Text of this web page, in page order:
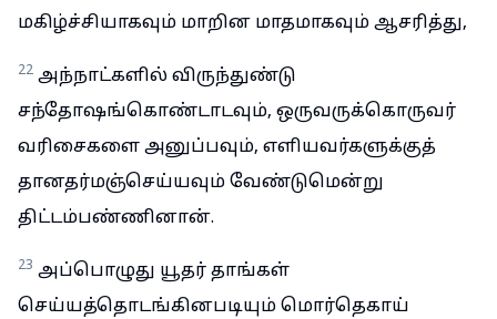
மகிழ்ச்சியாகவும் மாறின மாதமாகவும் ஆசரித்து,
22 அந்நாட்களில் விருந்துண்டு
சந்தோஷங்கொண்டாடவும், ஒருவருக்கொருவர்
வரிசைகளை அனுப்பவும், எளியவர்களுக்குத்
தானதர்மஞ்செய்யவும் வேண்டுமென்று
திட்டம்பண்ணினான்.
23 அப்பொழுது யூதர் தாங்கள்
செய்யத்தொடங்கினபடியும் மொர்தெகாய்